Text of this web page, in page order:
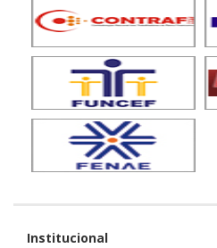
Institucional